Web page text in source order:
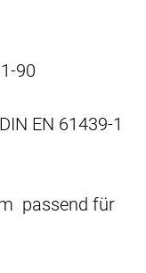
90
EN 61439-1
passend für